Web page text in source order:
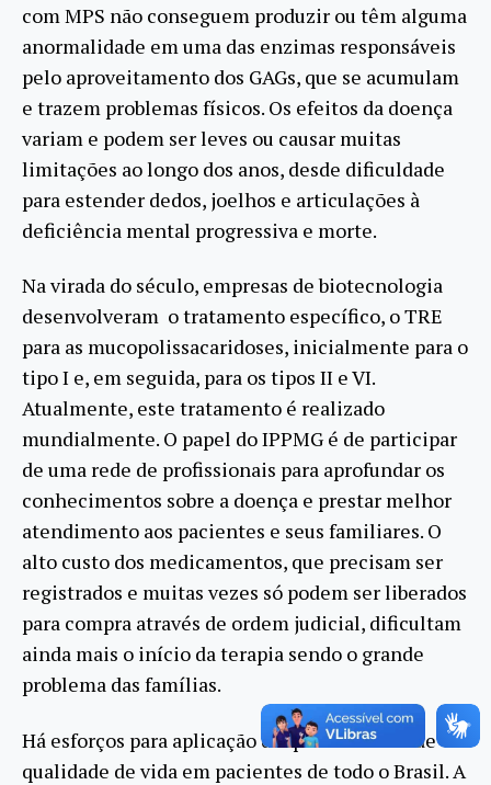
com MPS não conseguem produzir ou têm alguma
anormalidade em uma das enzimas responsáveis
pelo aproveitamento dos GAGs, que se acumulam
e trazem problemas físicos. Os efeitos da doença
variam e podem ser leves ou causar muitas
limitações ao longo dos anos, desde dificuldade
para estender dedos, joelhos e articulações à
deficiência mental progressiva e morte.
Na virada do século, empresas de biotecnologia
desenvolveram o tratamento específico, o TRE
para as mucopolissacaridoses, inicialmente para o
tipo I e, em seguida, para os tipos II e VI.
Atualmente, este tratamento é realizado
mundialmente. O papel do IPPMG é de participar
de uma rede de profissionais para aprofundar os
conhecimentos sobre a doença e prestar melhor
atendimento aos pacientes e seus familiares. O
alto custo dos medicamentos, que precisam ser
registrados e muitas vezes só podem ser liberados
para compra através de ordem judicial, dificultam
ainda mais o início da terapia sendo o grande
problema das famílias.
Há esforços para aplicação de questionários de
qualidade de vida em pacientes de todo o Brasil. A